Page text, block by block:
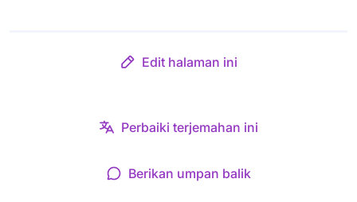
Edit halaman ini
Perbaiki terjemahan ini
Berikan umpan balik